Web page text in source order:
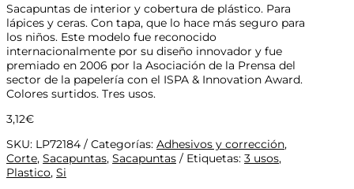
Sacapuntas de interior y cobertura de plástico. Para
lápices y ceras. Con tapa, que lo hace más seguro para
los niños. Este modelo fue reconocido
internacionalmente por su diseño innovador y fue
premiado en 2006 por la Asociación de la Prensa del
sector de la papelería con el ISPA & Innovation Award.
Colores surtidos. Tres usos.
3,12€
SKU: LP72184 Categorías: Adhesivos y corrección,
Corte, Sacapuntas, Sacapuntas Etiquetas: 3 usos,
Plastico, Si